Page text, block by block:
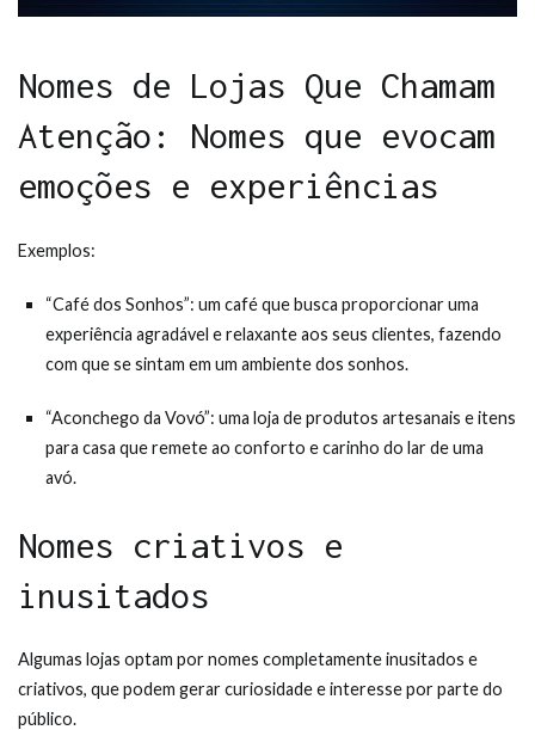
Nomes de Lojas Que Chamam
Atenção: Nomes que evocam
emoções e experiências
Exemplos:
“Café dos Sonhos”: um café que busca proporcionar uma
experiência agradável e relaxante aos seus clientes, fazendo
com que se sintam em um ambiente dos sonhos.
“Aconchego da Vovó”: uma loja de produtos artesanais e itens
para casa que remete ao conforto e carinho do lar de uma
avó.
Nomes criativos e
inusitados
Algumas lojas optam por nomes completamente inusitados e
criativos, que podem gerar curiosidade e interesse por parte do
público.